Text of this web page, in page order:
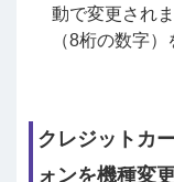
動で変更され
（8桁の数字
クレジットカ
ォンを機種変